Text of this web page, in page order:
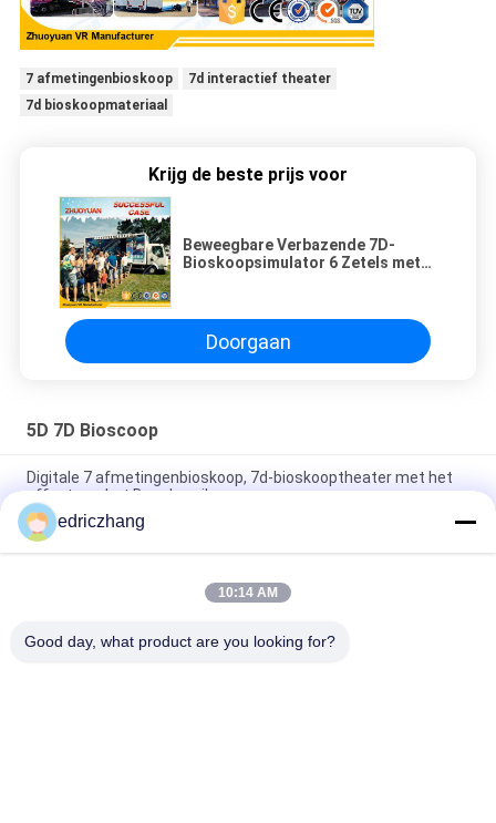
7 afmetingenbioskoop
7d interactief theater
7d bioskoopmateriaal
Krijg de beste prijs voor
Beweegbare Verbazende 7D-
Bioskoopsimulator 6 Zetels met
Doorgaan
5D 7D Bioscoop
Digitale 7 afmetingenbioskoop, 7d-bioskooptheater met het
effect van het Beenbereik
6 DOF het Vermaak7d Bioscoop van het Themapark met het
Schermbeeldschermsysteem
Het verbazen Schietend Spel7d Bioscoop 6/8 Zetels met 5,1
edriczhang
10:14 AM
Good day, what product are you looking for?